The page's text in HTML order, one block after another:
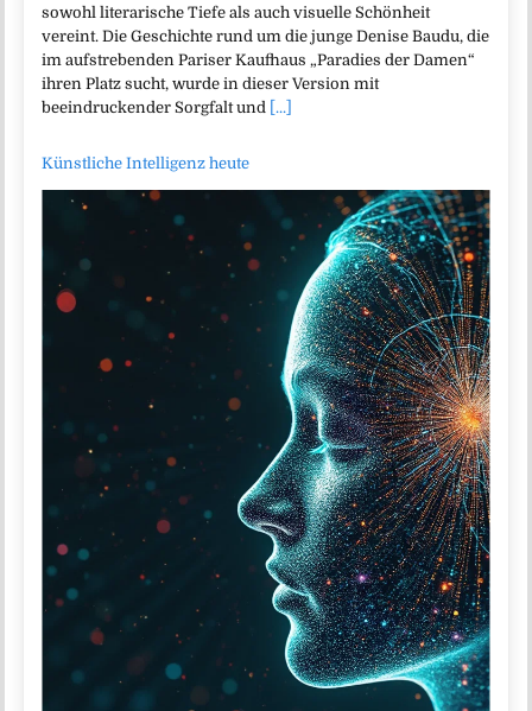
sowohl literarische Tiefe als auch visuelle Schönheit
vereint. Die Geschichte rund um die junge Denise Baudu, die
im aufstrebenden Pariser Kaufhaus „Paradies der Damen“
ihren Platz sucht, wurde in dieser Version mit
beeindruckender Sorgfalt und [...]
Künstliche Intelligenz heute